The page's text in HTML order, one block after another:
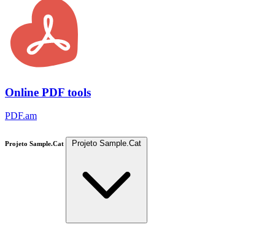
Online PDF tools
PDF.am
Projeto Sample.Cat Projeto Sample.Cat